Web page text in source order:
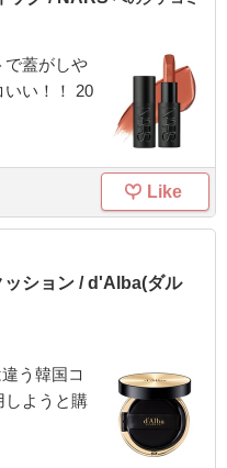
で蓋がしや
い！！ 20
Like
ション / d'Alba(ダル
う韓国コ
しようと購